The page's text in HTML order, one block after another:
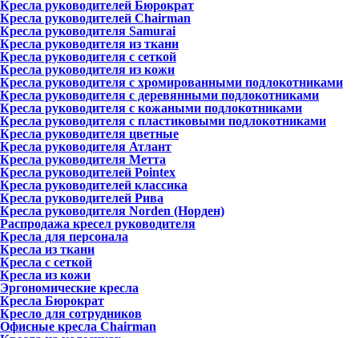
Кресла руководителей Бюрократ
Кресла руководителей Chairman
Кресла руководителя Samurai
Кресла руководителя из ткани
Кресла руководителя с сеткой
Кресла руководителя из кожи
Кресла руководителя с хромированными подлокотниками
Кресла руководителя с деревянными подлокотниками
Кресла руководителя с кожаными подлокотниками
Кресла руководителя с пластиковыми подлокотниками
Кресла руководителя цветные
Кресла руководителя Атлант
Кресла рyководителя Метта
Кресла руководителей Pointex
Кресла руководителей классика
Кресла руководителей Рива
Кресла руководителя Norden (Норден)
Распродажа кресел руководителя
Кресла для персонала
Кресла из ткани
Кресла с сеткой
Кресла из кожи
Эргономические кресла
Кресла Бюрократ
Кресло для сотрудников
Офисные кресла Chairman